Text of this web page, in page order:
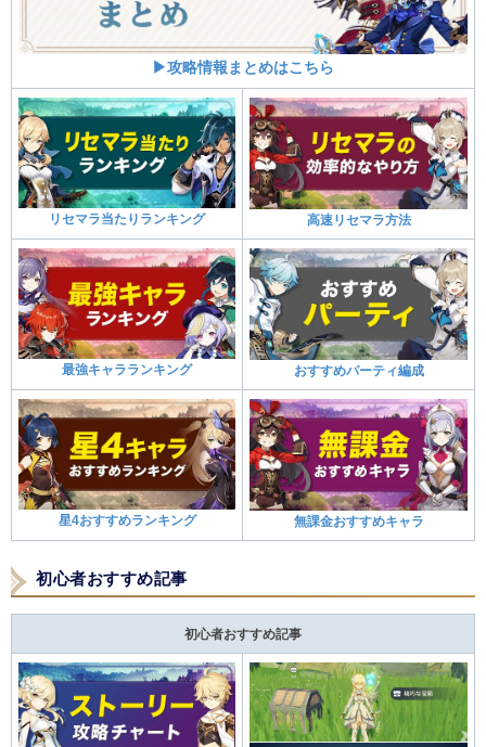
▶攻略情報まとめはこちら
リセマラ当たりランキング 高速リセマラ方法
最強キャラランキング おすすめパーティ編成
星4おすすめランキング 無課金おすすめキャラ
初心者おすすめ記事
初心者おすすめ記事